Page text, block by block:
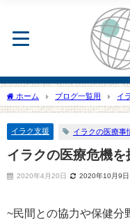
ホーム ブログ一覧用 イ
イラク支援 イラクの医療事
イラクの医療危機
2020年4月20日 2020年10月9日
~民間との協力や保健分